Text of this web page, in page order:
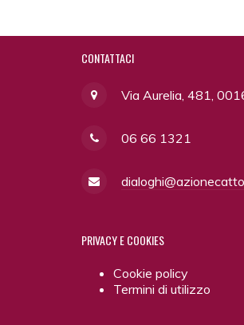
CONTATTACI
Via Aurelia, 481,
06 66 1321
PRIVACYE COOKIES
Cookie policy
Termini di utilizzo